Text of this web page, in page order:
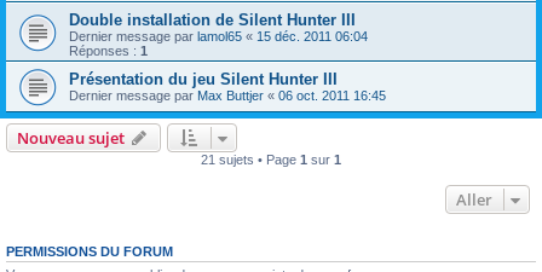
Double installation de Silent Hunter III
Dernier message par lamol65 « 15 déc. 2011 06:04
Réponses : 1
Présentation du jeu Silent Hunter III
Dernier message par Max Buttjer « 06 oct. 2011 16:45
Nouveau sujet
21 sujets • Page 1 sur 1
Aller
PERMISSIONS DU FORUM